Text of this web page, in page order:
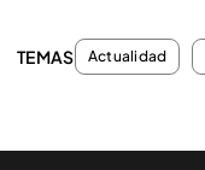
TEMAS Actualidad